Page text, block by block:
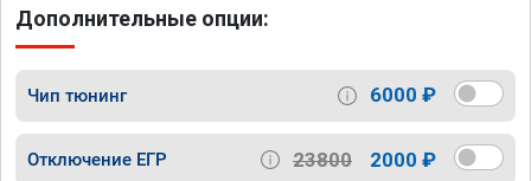
Дополнительные опции:
Чип тюнинг 6000 ₽
Отключение ЕГР 23800 2000 ₽